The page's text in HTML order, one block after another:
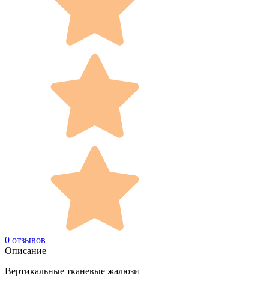
0 отзывов
Описание
Вертикальные тканевые жалюзи